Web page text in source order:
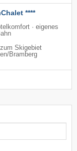
****
· eigenes
Skigebiet
​Bramberg